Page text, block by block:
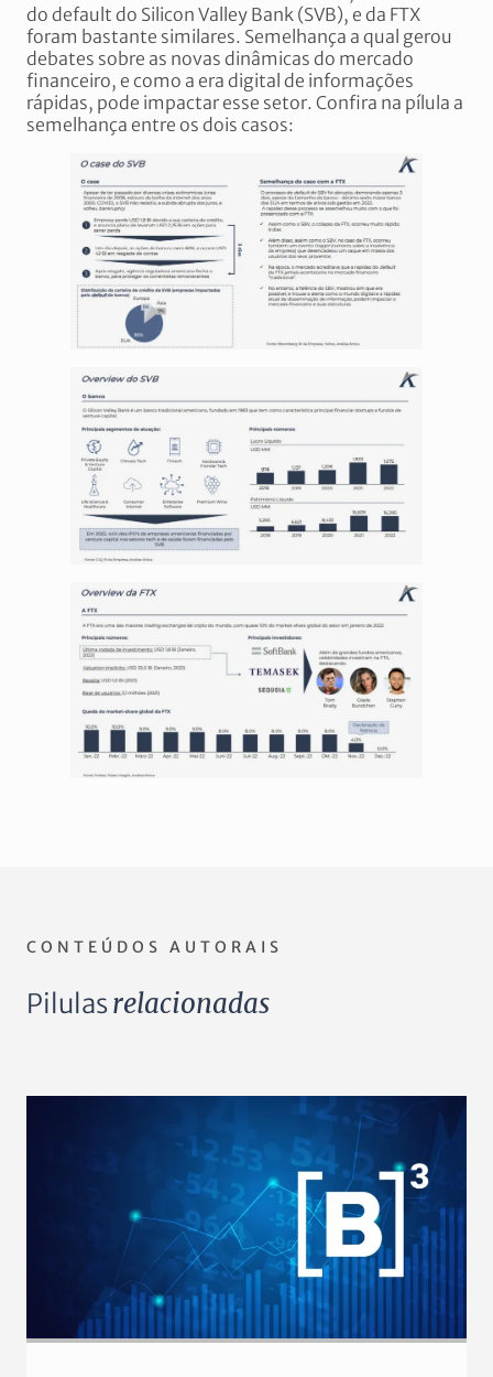
do default do Silicon Valley Bank (SVB), e da FTX
foram bastante similares. Semelhança a qual gerou
debates sobre as novas dinâmicas do mercado
financeiro, e como a era digital de informações
rápidas, pode impactar esse setor. Confira na pílula a
semelhança entre os dois casos:
CONTEÚDOS AUTORAIS
Pilulasrelacionadas